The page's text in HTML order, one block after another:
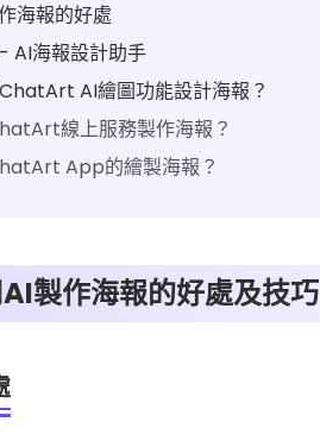
海報的好處
海報設計助手
AI繪圖功能設計海報？
線上服務製作海報？
App的繪製海報？
製作海報的好處及技巧